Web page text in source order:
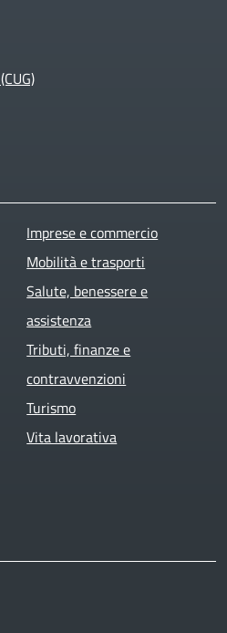
Imprese e commercio
Mobilità e trasporti
Salute, benessere e
assistenza
Tributi, finanze e
contravvenzioni
Turismo
Vita lavorativa